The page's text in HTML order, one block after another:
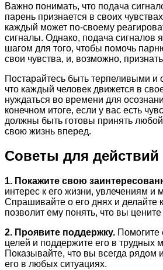
Важно понимать, что подача
парень признается в своих
каждый может по-своему
сигналы. Однако, подача сигналов
шагом для того, чтобы помочь
свои чувства, и, возможно,
Постарайтесь быть терпеливыми
что каждый человек движется в
нуждаться во времени для
конечном итоге, если у вас есть
должны быть готовы принять
свою жизнь вперед.
Советы для действий
1. Покажите свою
интерес к его жизни, увлечениям и
Спрашивайте о его днях и делайте
позволит ему понять, что вы цените
2. Проявите поддержку. Помогите
целей и поддержите его в трудных
Показывайте, что вы всегда рядом
его в любых ситуациях.